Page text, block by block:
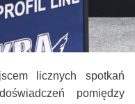
licznych spotkań
pomiędzy